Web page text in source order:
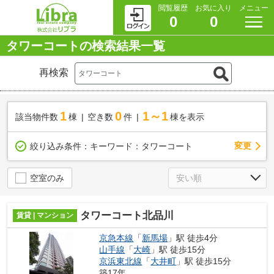
閲覧履歴
0
お気に入り
0
メニュー
タワーコートの検索結果一覧
再検索
該当物件数 1棟 空き数 0 件 1～1 棟を表示
絞り込み条件： キーワード：タワーコート 変更
空室のみ
賃貸 | マンション タワーコート北品川
京急本線 「新馬場 」駅 徒歩4分
山手線 「大崎 」駅 徒歩15分
京浜東北線 「大井町 」駅 徒歩15分